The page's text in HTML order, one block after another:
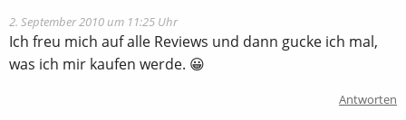
2. September 2010 um 11:25 Uhr
Ich freu mich auf alle Reviews und dann gucke ich mal,
was ich mir kaufen werde. 😀
Antworten